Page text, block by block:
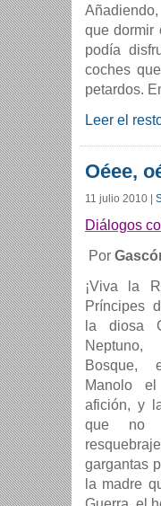
que dormir
podía
coches
petardos.
Leer el
Oéee,
11 julio 2010 |
Diálogos
Por
¡Viva la
Príncipes
la diosa
Bosque,
Manolo
afición, y
que no
gargantas
la madre